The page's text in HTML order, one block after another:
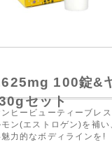
100錠&
セット
ヒービューティーブレ
ン(エストロゲン)を補い
力的なボディラインを!